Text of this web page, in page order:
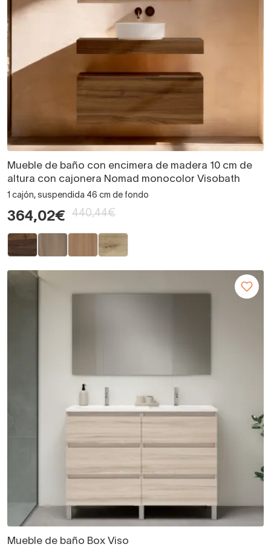
Mueble de baño con encimera de madera 10 cm de
altura con cajonera Nomad monocolor Visobath
1 cajón, suspendida 46 cm de fondo
364,02€ 440,44€
Mueble de baño Box Viso